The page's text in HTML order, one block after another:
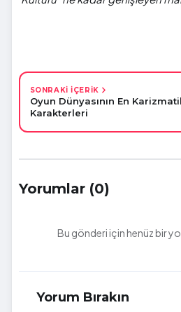
SONRAKİ İÇERİK
Oyun Dünyasının En
Karakterleri
Yorumlar (0)
Bu gönderi için henüz bir
Yorum Bırakın